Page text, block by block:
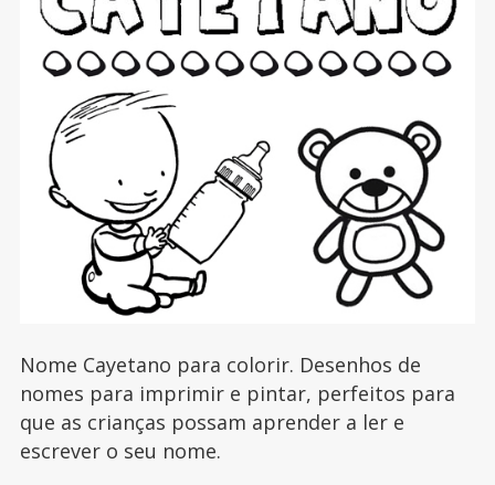
Nome Cayetano para colorir. Desenhos de
nomes para imprimir e pintar, perfeitos para
que as crianças possam aprender a ler e
escrever o seu nome.